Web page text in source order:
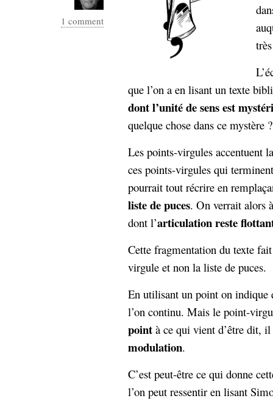
1 comment
que l’on a en lisant un texte
dont l’unité de sens est
quelque chose dans ce mystère ?
Les points-virgules accentuent
ces points-virgules qui
pourrait tout récrire en
liste de puces. On verrait alors
dont l’articulation reste
Cette fragmentation du texte
virgule et non la liste de puces.
En utilisant un point on indique
l’on continu. Mais le point-
point à ce qui vient d’être dit,
modulation.
C’est peut-être ce qui donne
l’on peut ressentir en lisant